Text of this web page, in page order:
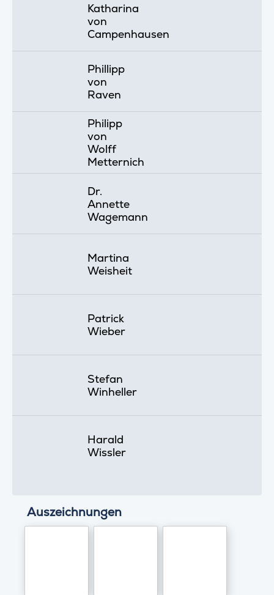
Katharina
von
Campenhausen
Phillipp
von
Raven
Philipp
von
Wolff
Metternich
Dr.
Annette
Wagemann
Martina
Weisheit
Patrick
Wieber
Stefan
Winheller
Harald
Wissler
Auszeichnungen